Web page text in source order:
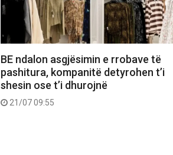
BE ndalon asgjësimin e rrobave të
pashitura, kompanitë detyrohen t’i
shesin ose t’i dhurojnë
21/07 09:55